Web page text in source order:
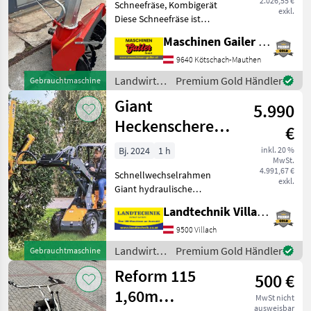
Gebrauchtmaschine
exkl.
Schneefräse, Kombigerät
Diese Schneefräse ist
und hat eine Arbeitsbreite
von ca. 90 cm sowie eine
Räumhöhe von ca. 60 cm.
Die Fräse hat ein
Maschinen Gailer GmbH
9640 Kötschach-Mauthen
Landwirtsch.
Motorfahrzeuge
/ Cerruti
Premium Gold Händler
Gebrauchtmaschine
Giant
Heckenschere
150
5.990
€
inkl. 20 %
MwSt.
4.991,67 €
exkl.
Bj. 2024
1 h
Schnellwechselrahmen
Giant hydraulische
und Äste bis 5 cm
schneiden, Arbeitsbreite:
150 cm, 1 DW Steuergerät
notwendig, Original Giant
Aufna
Landtechnik Villach GmbH
9500 Villach
Landwirtsch.
Motorfahrzeuge
/ Giant
Premium Gold Händler
Reform 115
1,60m
500 €
MwSt nicht
ausweisbar